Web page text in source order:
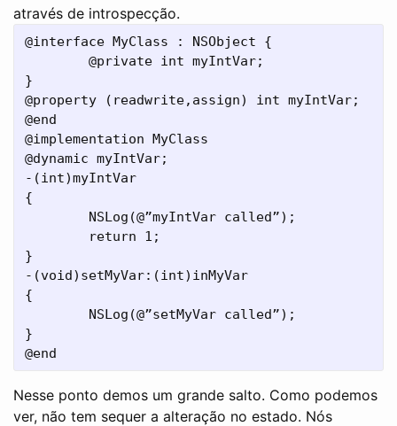
através de introspecção.
@interface MyClass : NSObject {
        @private int myIntVar;
}
@property (readwrite,assign) int myIntVar;
@end
@implementation MyClass
@dynamic myIntVar;
-(int)myIntVar
{
        NSLog(@”myIntVar called”);
        return 1;
}
-(void)setMyVar:(int)inMyVar
{
        NSLog(@”setMyVar called”);
}
Nesse ponto demos um grande salto. Como podemos
ver, não tem sequer a alteração no estado. Nós